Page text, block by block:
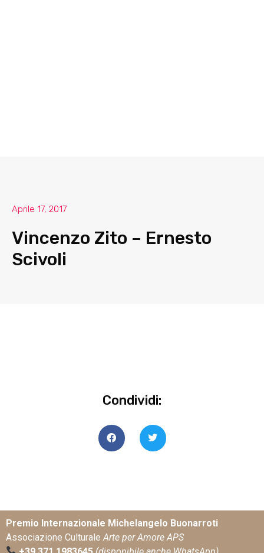
Aprile 17, 2017
Vincenzo Zito – Ernesto
Scivoli
Condividi:
Premio Internazionale Michelangelo Buonarroti
Associazione Culturale Arte per Amore APS